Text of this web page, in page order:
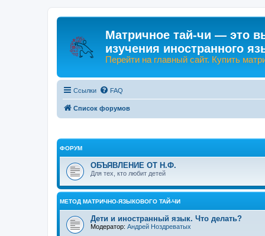
Матричное тай-чи — это
изучения иностранного
Перейти на главный сайт. Купить
Ссылки FAQ
Список форумов
ФОРУМ
ОБЪЯВЛЕНИЕ ОТ Н.Ф.
Для тех, кто любит детей
МЕТОД МАТРИЧНО-ЯЗЫКОВОГО ТАЙ-ЧИ
Дети и иностранный язык. Что делать?
Модератор: Андрей Ноздреватых